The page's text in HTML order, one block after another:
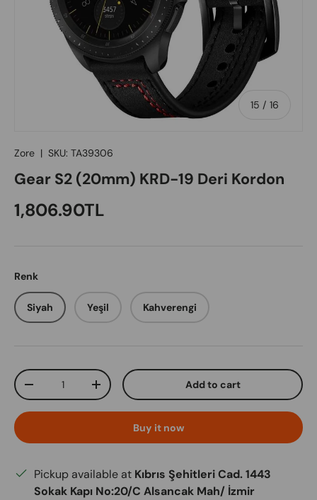
15 / of
16
Zore | SKU: TA39306
Gear S2 (20mm) KRD-19 Deri Kordon
Regular price
1,806.90TL
Renk
Siyah Yeşil Kahverengi
Qty
Decrease quantityIncrease quantity Add to cart
Buy it now
Pickup available at Kıbrıs Şehitleri Cad. 1443
Sokak Kapı No:20/C Alsancak Mah/ İzmir